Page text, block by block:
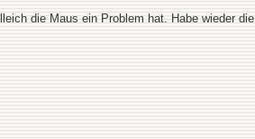
die Maus ein Problem hat. Habe wieder